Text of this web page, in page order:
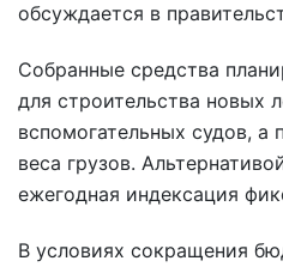
обсуждается в
Собранные средства
для строительства новых
вспомогательных судов, а
веса грузов.
ежегодная индексация
В условиях сокращения